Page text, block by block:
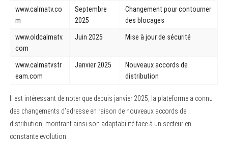
www.calmatv.co
m
Septembre
2025
Changement pour contourner
des blocages
www.oldcalmatv.
com
Juin 2025 Mise à jour de sécurité
www.calmatvstr
eam.com
Janvier 2025
Nouveaux accords de
distribution
Il est intéressant de noter que depuis janvier 2025, la plateforme a connu
des changements d’adresse en raison de nouveaux accords de
distribution, montrant ainsi son adaptabilité face à un secteur en
constante évolution.